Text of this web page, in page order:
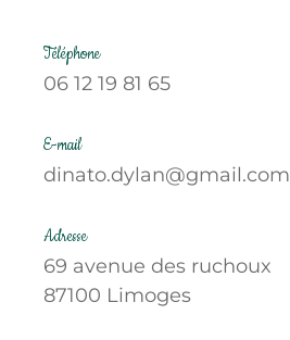
Téléphone
06 12 19 81 65
E-mail
dinato.dylan@gmail.com
Adresse
69 avenue des ruchoux
87100 Limoges